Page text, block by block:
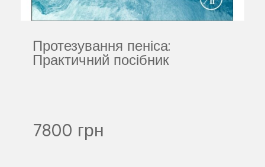
Протезування пеніса:
Практичний посібник
7800 грн